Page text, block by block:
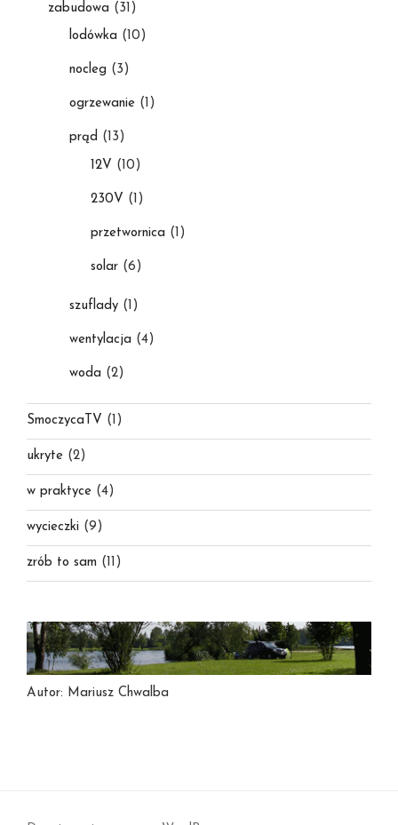
zabudowa (31)
lodówka (10)
nocleg (3)
ogrzewanie (1)
prąd (13)
12V (10)
230V (1)
przetwornica (1)
solar (6)
szuflady (1)
wentylacja (4)
woda (2)
SmoczycaTV (1)
ukryte (2)
w praktyce (4)
wycieczki (9)
zrób to sam (11)
Autor: Mariusz Chwalba